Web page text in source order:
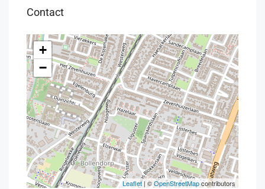
Contact
+
−
Leaflet| ©OpenStreetMapcontributors